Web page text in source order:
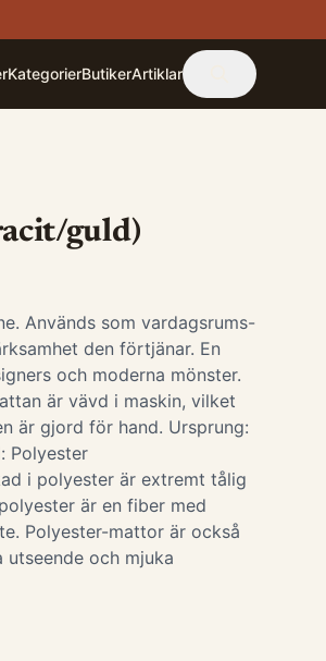
KategorierButikerArtiklar
guld)
Används som vardagsrums-
den förtjänar. En
och moderna mönster.
är vävd i maskin, vilket
är gjord för hand. Ursprung:
i polyester är extremt tålig
är en fiber med
Polyester-mattor är också
och mjuka